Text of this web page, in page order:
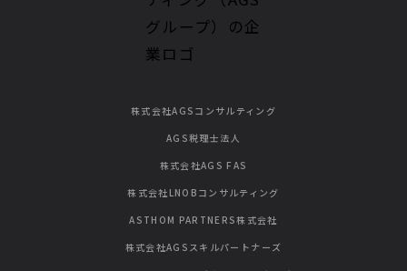
株式会社AGSコンサルティング
AGS税理士法人
株式会社AGS FAS
株式会社LNOBコンサルティング
ASTHOM PARTNERS株式会社
株式会社AGSスキルパートナーズ